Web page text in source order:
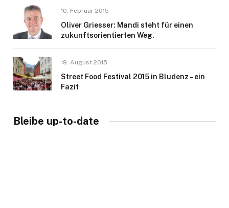
10. Februar 2015
Oliver Griesser: Mandi steht für einen
zukunftsorientierten Weg.
19. August 2015
Street Food Festival 2015 in Bludenz – ein
Fazit
Bleibe up-to-date